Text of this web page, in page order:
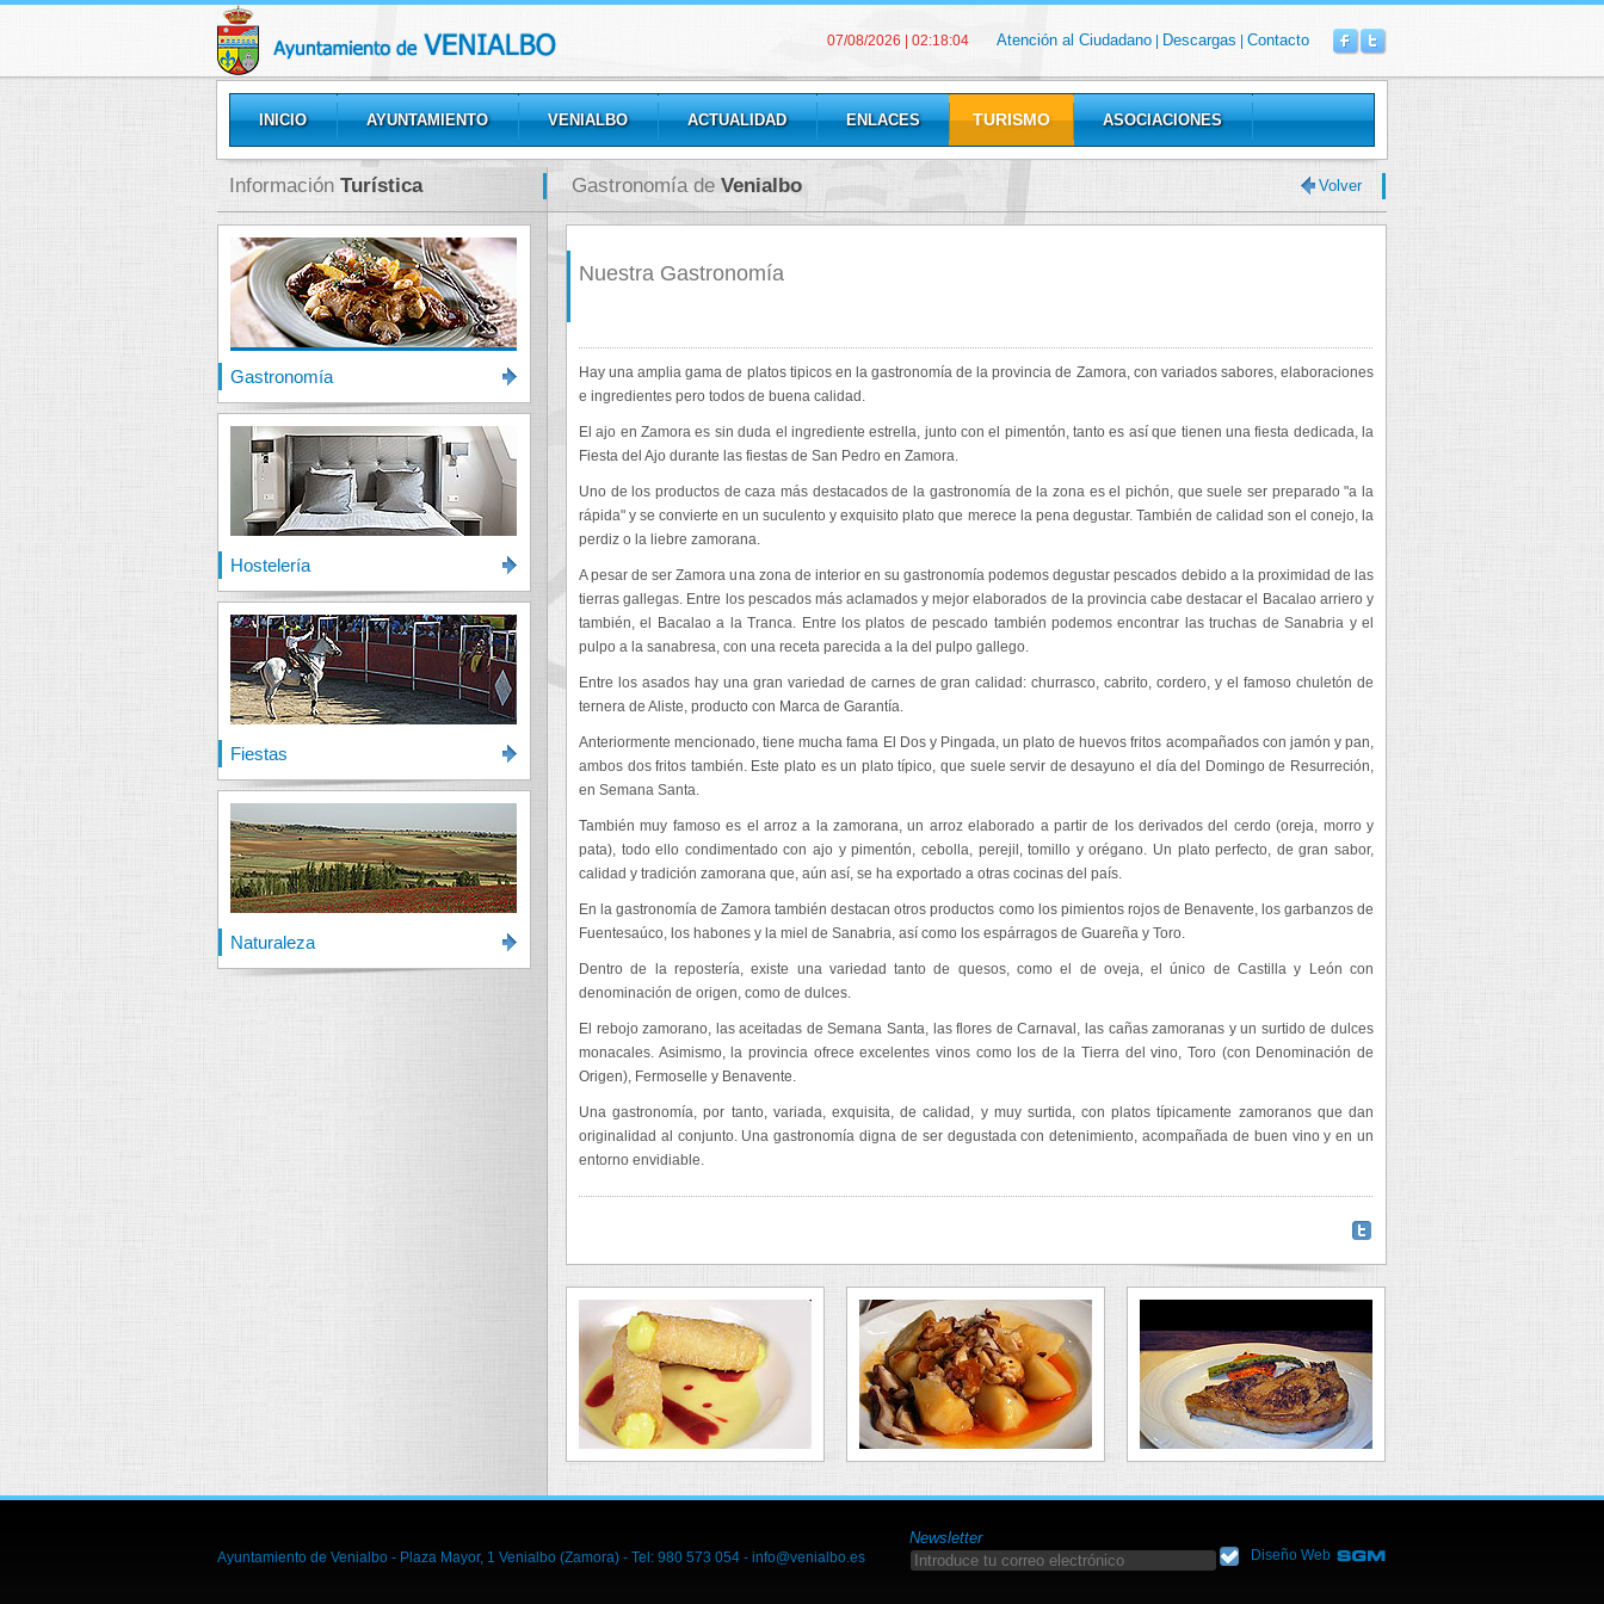
07/08/2026 02:18:04 Atención al Ciudadano Descargas Contacto
INICIO AYUNTAMIENTO VENIALBO ACTUALIDAD ENLACES TURISMO ASOCIACIONES
GALERÍAS
Información Turística
Gastronomía
Hostelería
Fiestas
Naturaleza
Gastronomía de Venialbo Volver
Nuestra Gastronomía
Hay una amplia gama de platos tipicos en la gastronomía de la provincia de Zamora, con variados sabores, elaboraciones
e ingredientes pero todos de buena calidad.
El ajo en Zamora es sin duda el ingrediente estrella, junto con el pimentón, tanto es así que tienen una fiesta dedicada, la
Fiesta del Ajo durante las fiestas de San Pedro en Zamora.
Uno de los productos de caza más destacados de la gastronomía de la zona es el pichón, que suele ser preparado "a la
rápida" y se convierte en un suculento y exquisito plato que merece la pena degustar. También de calidad son el conejo, la
perdiz o la liebre zamorana.
A pesar de ser Zamora una zona de interior en su gastronomía podemos degustar pescados debido a la proximidad de las
tierras gallegas. Entre los pescados más aclamados y mejor elaborados de la provincia cabe destacar el Bacalao arriero y
también, el Bacalao a la Tranca. Entre los platos de pescado también podemos encontrar las truchas de Sanabria y el
pulpo a la sanabresa, con una receta parecida a la del pulpo gallego.
Entre los asados hay una gran variedad de carnes de gran calidad: churrasco, cabrito, cordero, y el famoso chuletón de
ternera de Aliste, producto con Marca de Garantía.
Anteriormente mencionado, tiene mucha fama El Dos y Pingada, un plato de huevos fritos acompañados con jamón y pan,
ambos dos fritos también. Este plato es un plato típico, que suele servir de desayuno el día del Domingo de Resurreción,
en Semana Santa.
También muy famoso es el arroz a la zamorana, un arroz elaborado a partir de los derivados del cerdo (oreja, morro y
pata), todo ello condimentado con ajo y pimentón, cebolla, perejil, tomillo y orégano. Un plato perfecto, de gran sabor,
calidad y tradición zamorana que, aún así, se ha exportado a otras cocinas del país.
En la gastronomía de Zamora también destacan otros productos como los pimientos rojos de Benavente, los garbanzos de
Fuentesaúco, los habones y la miel de Sanabria, así como los espárragos de Guareña y Toro.
Dentro de la repostería, existe una variedad tanto de quesos, como el de oveja, el único de Castilla y León con
denominación de origen, como de dulces.
El rebojo zamorano, las aceitadas de Semana Santa, las flores de Carnaval, las cañas zamoranas y un surtido de dulces
monacales. Asimismo, la provincia ofrece excelentes vinos como los de la Tierra del vino, Toro (con Denominación de
Origen), Fermoselle y Benavente.
Una gastronomía, por tanto, variada, exquisita, de calidad, y muy surtida, con platos típicamente zamoranos que dan
originalidad al conjunto. Una gastronomía digna de ser degustada con detenimiento, acompañada de buen vino y en un
entorno envidiable.
Newsletter
Ayuntamiento de Venialbo - Plaza Mayor, 1 Venialbo (Zamora) - Tel: 980 573 054 - info@venialbo.es Diseño Web